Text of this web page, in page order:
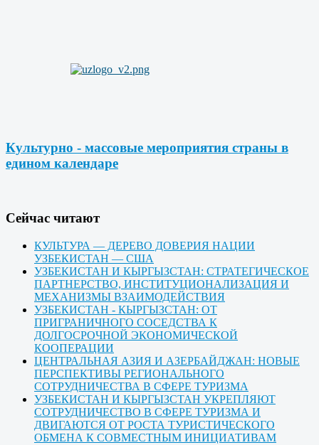
Культурно - массовые мероприятия страны в
едином календаре
Cейчас читают
КУЛЬТУРА — ДЕРЕВО ДОВЕРИЯ НАЦИИ
УЗБЕКИСТАН — США
УЗБЕКИСТАН И КЫРГЫЗСТАН: СТРАТЕГИЧЕСКОЕ
ПАРТНЕРСТВО, ИНСТИТУЦИОНАЛИЗАЦИЯ И
МЕХАНИЗМЫ ВЗАИМОДЕЙСТВИЯ
УЗБЕКИСТАН - КЫРГЫЗСТАН: ОТ
ПРИГРАНИЧНОГО СОСЕДСТВА К
ДОЛГОСРОЧНОЙ ЭКОНОМИЧЕСКОЙ
КООПЕРАЦИИ
ЦЕНТРАЛЬНАЯ АЗИЯ И АЗЕРБАЙДЖАН: НОВЫЕ
ПЕРСПЕКТИВЫ РЕГИОНАЛЬНОГО
СОТРУДНИЧЕСТВА В СФЕРЕ ТУРИЗМА
УЗБЕКИСТАН И КЫРГЫЗСТАН УКРЕПЛЯЮТ
СОТРУДНИЧЕСТВО В СФЕРЕ ТУРИЗМА И
ДВИГАЮТСЯ ОТ РОСТА ТУРИСТИЧЕСКОГО
ОБМЕНА К СОВМЕСТНЫМ ИНИЦИАТИВАМ